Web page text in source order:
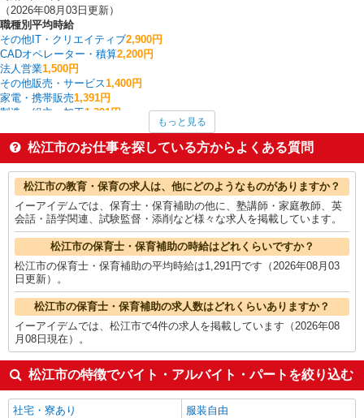
（2026年08月03日更新）
職種別平均時給
その他IT・クリエイティブ2,900円
CADオペレーター・積算2,200円
法人営業1,500円
その他販売・サービス1,400円
家電・携帯販売1,391円
製造・組立・加工1,391円
梱包・仕分け・ピッキング1,305円
医薬品・ドラッグストア
1,300円
保育士・保育補助1,291円
松江市の他の職種の平均時給を見る
もっと見る
松江市のお仕事を探している方からよくある質問
松江市の教育・保育の求人は、他にどのようなものがありますか？
イーアイデムでは、保育士・保育補助の他に、塾講師・家庭教師、英
会話・語学関連、試験監督・添削など様々な求人を掲載しています。
松江市の保育士・保育補助の時給はどれくらいですか？
松江市の保育士・保育補助の平均時給は1,291円です（2026年08月03
日更新）。
松江市の保育士・保育補助の求人数はどれくらいありますか？
イーアイデムでは、松江市で4件の求人を掲載しています（2026年08
月08日現在）。
松江市の特徴でバイト・アルバイト・パートを絞り込む
社宅・寮あり
服装自由